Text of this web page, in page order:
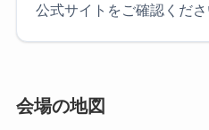
公式サイトをご確認くだ
会場の地図